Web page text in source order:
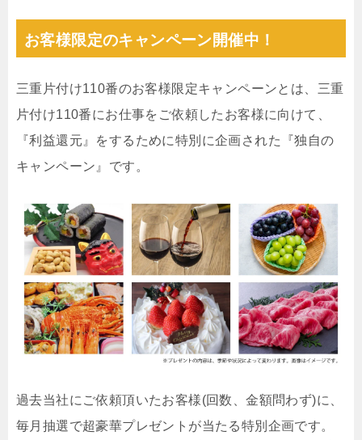
お客様限定のキャンペーン開催中！
三重片付け110番のお客様限定キャンペーンとは、三重
片付け110番にお仕事をご依頼したお客様に向けて、
『利益還元』をするために特別に企画された『独自の
キャンペーン』です。
過去当社にご依頼頂いたお客様(回数、金額問わず)に、
毎月抽選で超豪華プレゼントが当たる特別企画です。